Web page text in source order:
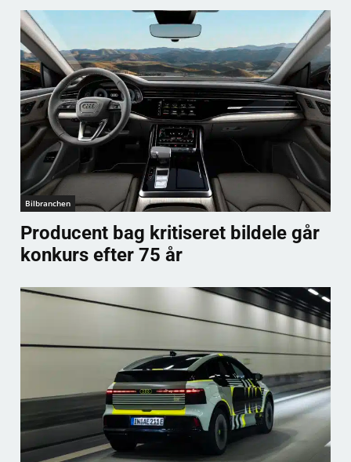
Bilbranchen
Producent bag kritiseret bildele går
konkurs efter 75 år